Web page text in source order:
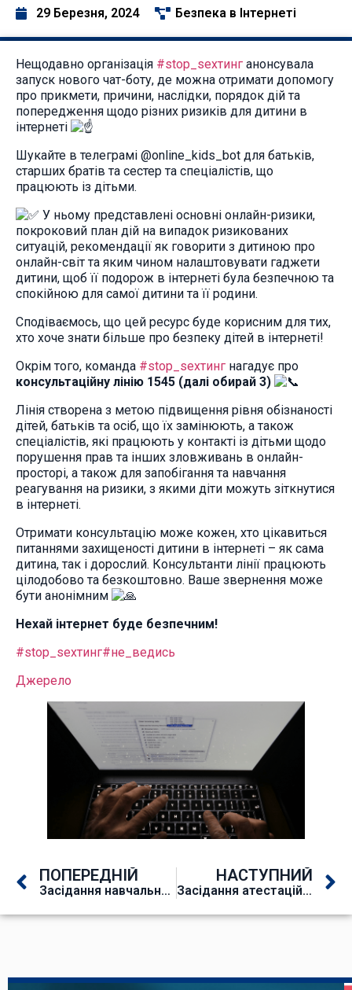
29 Березня, 2024 Безпека в Інтернеті
Нещодавно організація #stop_sexтинг анонсувала
запуск нового чат-боту, де можна отримати допомогу
про прикмети, причини, наслідки, порядок дій та
попередження щодо різних ризиків для дитини в
інтернеті
Шукайте в телеграмі @online_kids_bot для батьків,
старших братів та сестер та спеціалістів, що
працюють із дітьми.
У ньому представлені основні онлайн-ризики,
покроковий план дій на випадок ризикованих
ситуацій, рекомендації як говорити з дитиною про
онлайн-світ та яким чином налаштовувати гаджети
дитини, щоб її подорож в інтернеті була безпечною та
спокійною для самої дитини та її родини.
Сподіваємось, що цей ресурс буде корисним для тих,
хто хоче знати більше про безпеку дітей в інтернеті!
Окрім того, команда #stop_sexтинг нагадує про
консультаційну лінію 1545 (далі обирай 3)
Лінія створена з метою підвищення рівня обізнаності
дітей, батьків та осіб, що їх замінюють, а також
спеціалістів, які працюють у контакті із дітьми щодо
порушення прав та інших зловживань в онлайн-
просторі, а також для запобігання та навчання
реагування на ризики, з якими діти можуть зіткнутися
в інтернеті.
Отримати консультацію може кожен, хто цікавиться
питаннями захищеності дитини в інтернеті – як сама
дитина, так і дорослий. Консультанти лінії працюють
цілодобово та безкоштовно. Ваше звернення може
бути анонімним
Нехай інтернет буде безпечним!
#stop_sexтинг#не_ведись
Джерело
ПОПЕРЕДНІЙ
Засідання навчально-методичної ради НМЦ ПТО у Полтавській області
НАСТУПНИЙ
Засідання атестаційної комісії